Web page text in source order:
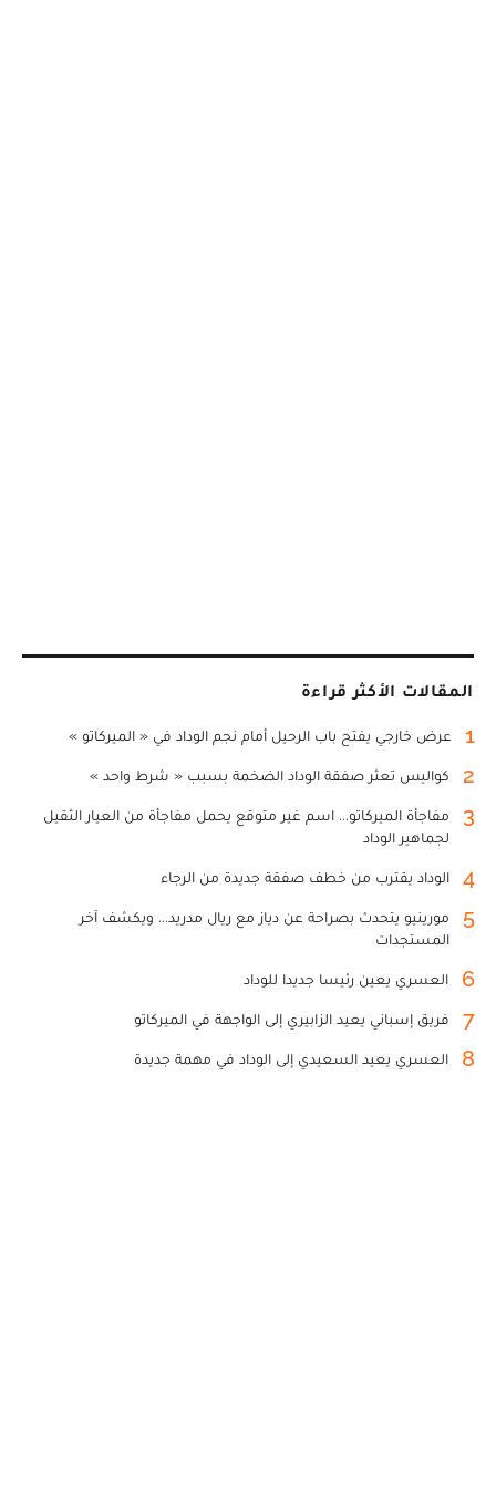
المقالات الأكثر قراءة
1 عرض خارجي يفتح باب الرحيل أمام نجم الوداد في « الميركاتو »
2 كواليس تعثر صفقة الوداد الضخمة بسبب « شرط واحد »
3
مفاجأة الميركاتو... اسم غير متوقع يحمل مفاجأة من العيار الثقيل
لجماهير الوداد
4 الوداد يقترب من خطف صفقة جديدة من الرجاء
5
مورينيو يتحدث بصراحة عن دياز مع ريال مدريد... ويكشف آخر
المستجدات
6 العسري يعين رئيسا جديدا للوداد
7 فريق إسباني يعيد الزابيري إلى الواجهة في الميركاتو
8 العسري يعيد السعيدي إلى الوداد في مهمة جديدة